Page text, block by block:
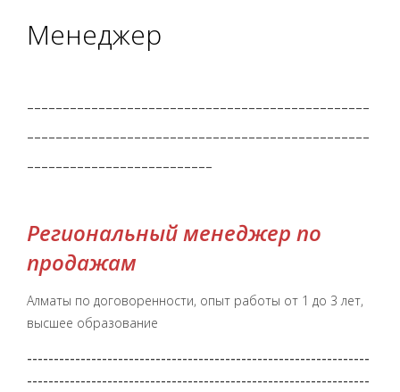
Менеджер
------------------------------------------------
------------------------------------------------
--------------------------
Региональный менеджер по
продажам
Алматы по договоренности, опыт работы от 1 до 3 лет,
высшее образование
----------------------------------------------------------------
----------------------------------------------------------------